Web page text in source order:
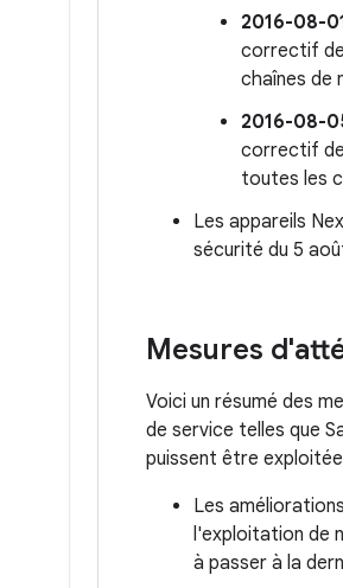
2016-08-
correctif
chaînes de
2016-08-
correctif
toutes les
Les appareils
sécurité du 5
Mesures
Voici un résumé des
de service telles que
puissent être
Les
l'exploitation de
à passer à la